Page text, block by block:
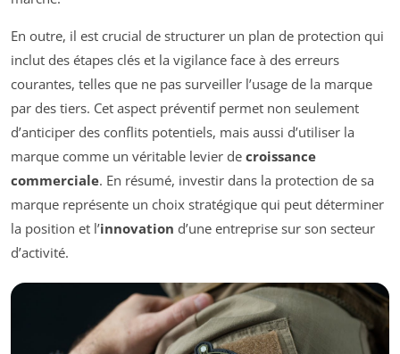
En outre, il est crucial de structurer un plan de protection qui
inclut des étapes clés et la vigilance face à des erreurs
courantes, telles que ne pas surveiller l’usage de la marque
par des tiers. Cet aspect préventif permet non seulement
d’anticiper des conflits potentiels, mais aussi d’utiliser la
marque comme un véritable levier de croissance
commerciale. En résumé, investir dans la protection de sa
marque représente un choix stratégique qui peut déterminer
la position et l’innovation d’une entreprise sur son secteur
d’activité.